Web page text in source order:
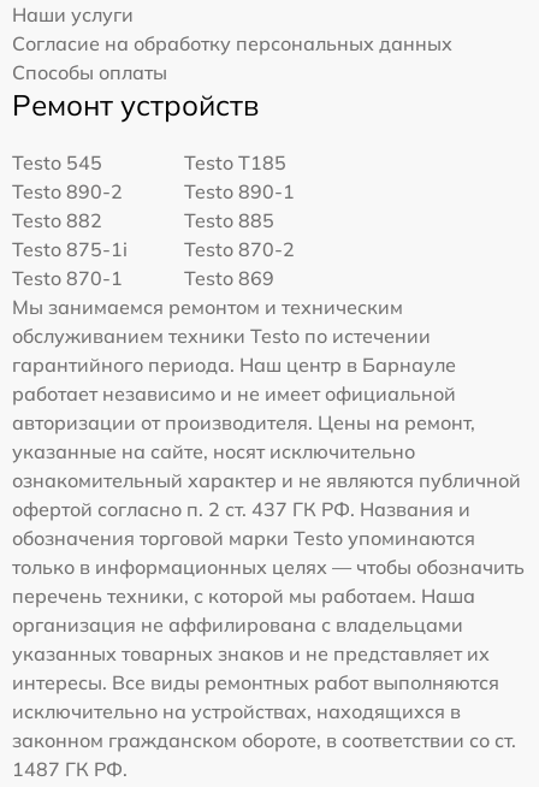
Наши услуги
Согласие на обработку персональных данных
Способы оплаты
Ремонт устройств
Testo 545
Testo T185
Testo 890-2
Testo 890-1
Testo 882
Testo 885
Testo 875-1i
Testo 870-2
Testo 870-1
Testo 869
Мы занимаемся ремонтом и техническим
обслуживанием техники Testo по истечении
гарантийного периода. Наш центр в Барнауле
работает независимо и не имеет официальной
авторизации от производителя. Цены на ремонт,
указанные на сайте, носят исключительно
ознакомительный характер и не являются публичной
офертой согласно п. 2 ст. 437 ГК РФ. Названия и
обозначения торговой марки Testo упоминаются
только в информационных целях — чтобы обозначить
перечень техники, с которой мы работаем. Наша
организация не аффилирована с владельцами
указанных товарных знаков и не представляет их
интересы. Все виды ремонтных работ выполняются
исключительно на устройствах, находящихся в
законном гражданском обороте, в соответствии со ст.
1487 ГК РФ.